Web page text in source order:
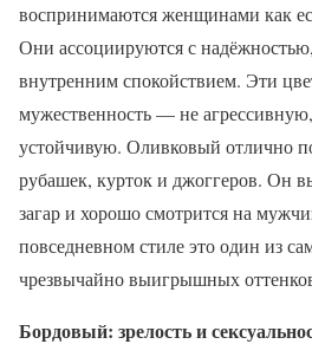
воспринимаются женщинами как
Они ассоциируются с
внутренним спокойствием. Эти
мужественность — не
устойчивую. Оливковый отлично
рубашек, курток и джоггеров. Он
загар и хорошо смотрится на
повседневном стиле это один из
чрезвычайно выигрышных
Бордовый: зрелость и